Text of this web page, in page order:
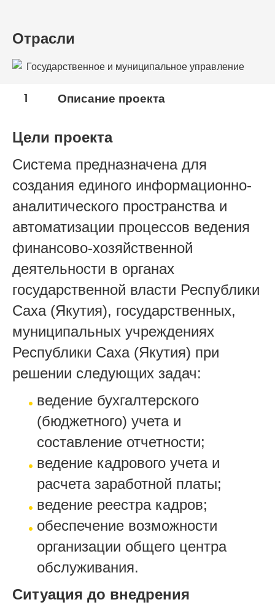
Отрасли
Государственное и муниципальное управление
1 Описание проекта
Цели проекта
Система предназначена для
создания единого информационно-
аналитического пространства и
автоматизации процессов ведения
финансово-хозяйственной
деятельности в органах
государственной власти Республики
Саха (Якутия), государственных,
муниципальных учреждениях
Республики Саха (Якутия) при
решении следующих задач:
ведение бухгалтерского
(бюджетного) учета и
составление отчетности;
ведение кадрового учета и
расчета заработной платы;
ведение реестра кадров;
обеспечение возможности
организации общего центра
обслуживания.
Ситуация до внедрения